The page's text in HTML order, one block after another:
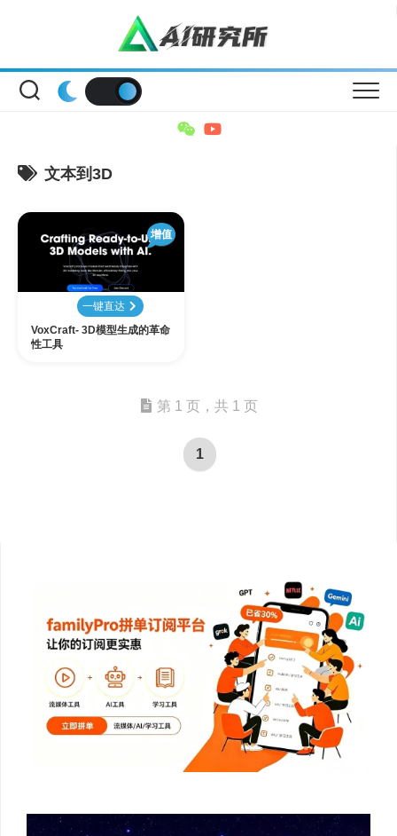
文本到3D
增值
一键直达
VoxCraft- 3D模型生成的革命
性工具
第 1 页，共 1 页
1